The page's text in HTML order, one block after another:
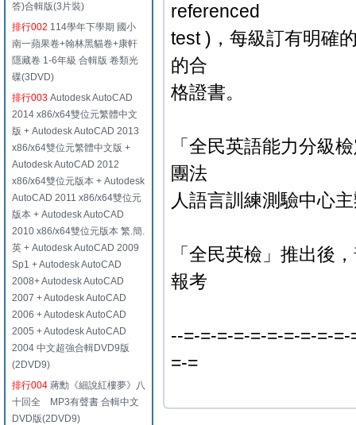
答)合輯版(3片裝)
排行002 114學年下學期 國小
南一蘋果卷+翰林黑貓卷+康軒
隱藏卷 1-6年級 合輯版 卷類光
碟(3DVD)
排行003 Autodesk AutoCAD
2014 x86/x64雙位元繁體中文
版 + Autodesk AutoCAD 2013
x86/x64雙位元繁體中文版 +
Autodesk AutoCAD 2012
x86/x64雙位元版本 + Autodesk
AutoCAD 2011 x86/x64雙位元
版本 + Autodesk AutoCAD
2010 x86/x64雙位元版本 繁.簡.
英 + Autodesk AutoCAD 2009
Sp1 + Autodesk AutoCAD
2008+ Autodesk AutoCAD
2007 + Autodesk AutoCAD
2006 + Autodesk AutoCAD
2005 + Autodesk AutoCAD
2004 中文超強合輯DVD9版
(2DVD9)
排行004 蔣勳《細說紅樓夢》八
十回全 MP3有聲書 合輯中文
DVD版(2DVD9)
referenced
test )，每級訂有明確
的合
格證書。
「全民英語能力分級
團法
人語言訓練測驗中心
「全民英檢」推出後
報考
--=-=-=-=-=-=-=-=-=-
=-=